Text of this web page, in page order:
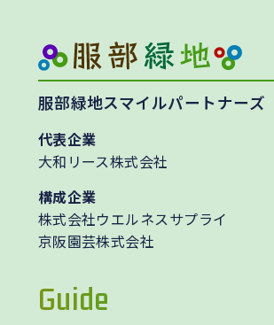
服部緑地スマイルパートナーズ
代表企業
大和リース株式会社
構成企業
株式会社ウエルネスサプライ
京阪園芸株式会社
Guide